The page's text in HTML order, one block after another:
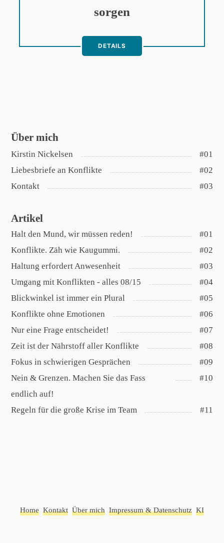
sorgen
DETAILS
Über mich
#01
Liebesbriefe an Konflikte
#02
Kontakt
#03
Artikel
Halt den Mund, wir müssen reden!
#01
Konflikte. Zäh wie Kaugummi.
#02
Haltung erfordert Anwesenheit
#03
Umgang mit Konflikten - alles 08/15
#04
Blickwinkel ist immer ein Plural
#05
Konflikte ohne Emotionen
#06
Nur eine Frage entscheidet!
#07
Zeit ist der Nährstoff aller Konflikte
#08
Fokus in schwierigen Gesprächen
#09
Nein & Grenzen. Machen Sie das Fass
endlich auf!
#10
Regeln für die große Krise im Team #11
Home Kontakt Über mich Impressum & Datenschutz KI